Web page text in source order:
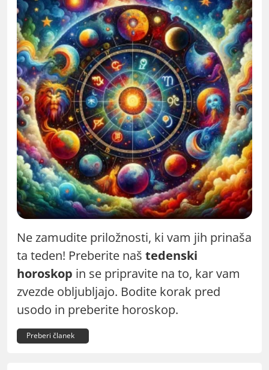
Ne zamudite priložnosti, ki vam jih prinaša
ta teden! Preberite naš tedenski
horoskop in se pripravite na to, kar vam
zvezde obljubljajo. Bodite korak pred
usodo in preberite horoskop.
Preberi članek